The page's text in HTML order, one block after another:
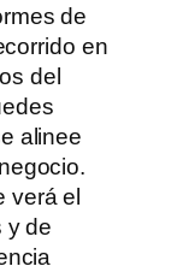
de
en
del
alinee
verá el
y de